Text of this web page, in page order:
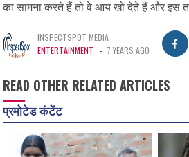
का सामना करते हैं तो वे आय खो देते हैं और इस
INSPECTSPOT MEDIA
ENTERTAINMENT
- 7 YEARS AGO
READ OTHER RELATED ARTICLES